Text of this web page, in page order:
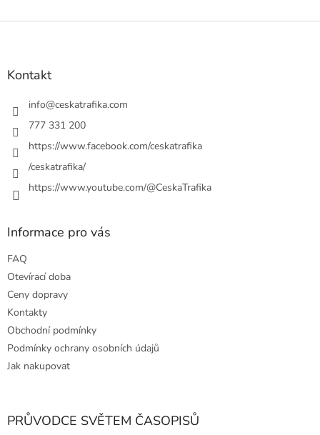
Z
Kontakt
info@ceskatrafika.com
777 331 200
https://www.facebook.com/ceskatrafika
/ceskatrafika/
https://www.youtube.com/@CeskaTrafika
Informace pro vás
FAQ
Otevírací doba
Ceny dopravy
Kontakty
Obchodní podmínky
Podmínky ochrany osobních údajů
Jak nakupovat
PRŮVODCE SVĚTEM ČASOPISŮ